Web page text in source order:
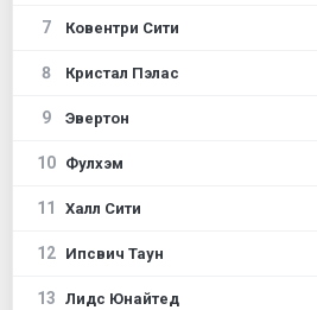
7 Ковентри Сити
8 Кристал Пэлас
9 Эвертон
10 Фулхэм
11 Халл Сити
12 Ипсвич Таун
13 Лидс Юнайтед